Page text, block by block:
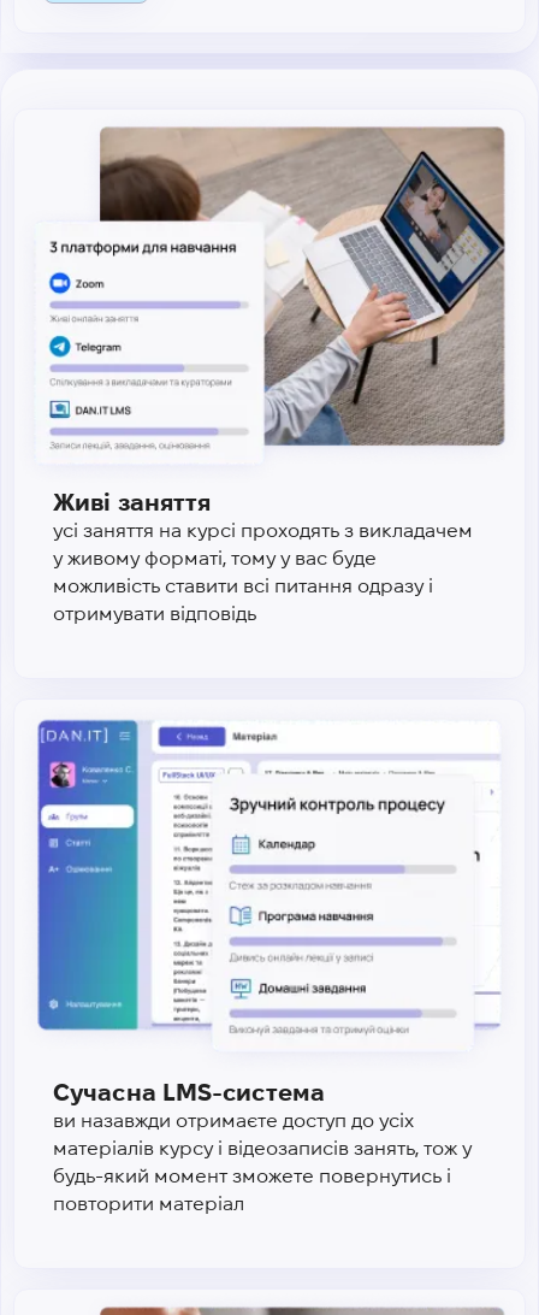
Живі заняття
усі заняття на курсі проходять з викладачем
у живому форматі, тому у вас буде
можливість ставити всі питання одразу і
отримувати відповідь
Сучасна LMS-система
ви назавжди отримаєте доступ до усіх
матеріалів курсу і відеозаписів занять, тож у
будь-який момент зможете повернутись і
повторити матеріал